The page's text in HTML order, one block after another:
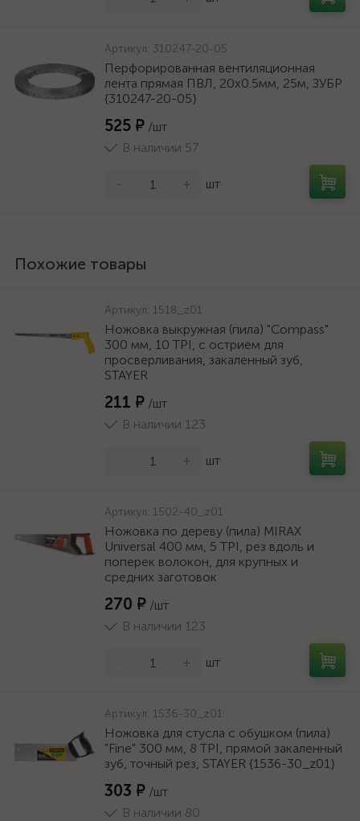
Артикул: 310247-20-05
Перфорированная вентиляционная
лента прямая ПВЛ, 20х0.5мм, 25м, ЗУБР
{310247-20-05}
525 ₽ /шт
В наличии 57
- + шт
Похожие товары
Артикул: 1518_z01
Ножовка выкружная (пила) "Compass"
300 мм, 10 TPI, с острием для
просверливания, закаленный зуб,
STAYER
211 ₽ /шт
В наличии 123
+ шт
Артикул: 1502-40_z01
Ножовка по дереву (пила) MIRAX
Universal 400 мм, 5 TPI, рез вдоль и
поперек волокон, для крупных и
средних заготовок
270 ₽ /шт
В наличии 123
+ шт
Артикул: 1536-30_z01
Ножовка для стусла c обушком (пила)
"Fine" 300 мм, 8 TPI, прямой закаленный
зуб, точный рез, STAYER {1536-30_z01}
303 ₽ /шт
В наличии 80